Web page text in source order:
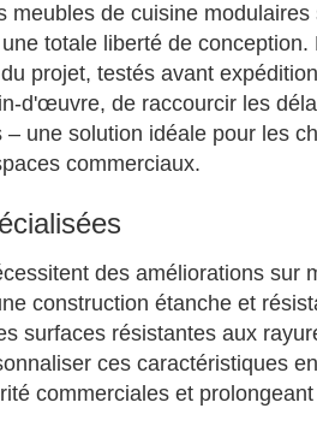
de cuisine modulaires
totale liberté de conception.
projet, testés avant
d'œuvre, de raccourcir les
une solution idéale pour les
commerciaux.
des améliorations sur
construction étanche et
surfaces résistantes aux
ces caractéristiques
commerciales et